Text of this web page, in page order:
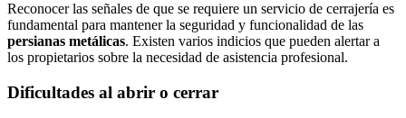
Reconocer las señales de que se requiere un servicio de cerrajería es
fundamental para mantener la seguridad y funcionalidad de las
persianas metálicas. Existen varios indicios que pueden alertar a
los propietarios sobre la necesidad de asistencia profesional.
Dificultades al abrir o cerrar